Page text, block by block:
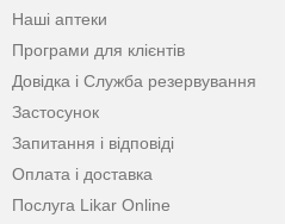
Наші аптеки
Програми для клієнтів
Довідка і Служба резервування
Застосунок
Запитання і відповіді
Оплата і доставка
Послуга Likar Online